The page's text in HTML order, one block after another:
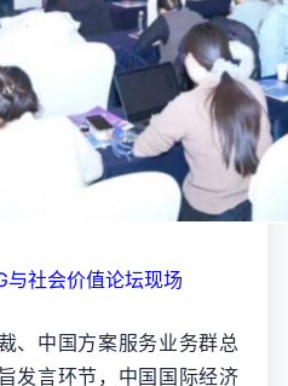
与社会价值论坛现场
中国方案服务业务群总
发言环节，中国国际经济